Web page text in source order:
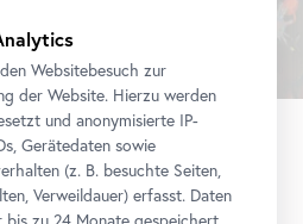
• Oberes Belvedere
von Cranach bis
Websitebesuch zur
der Website. Hierzu werden
und anonymisierte IP-
Gerätedaten sowie
(z. B. besuchte Seiten,
Verweildauer) erfasst. Daten